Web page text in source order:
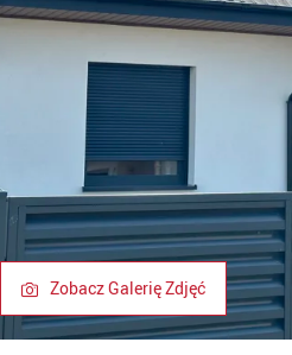
Zobacz Galerię Zdjęć